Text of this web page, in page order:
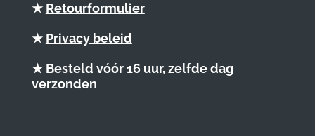
★ Retourformulier
★ Privacy beleid
★ Besteld vóór 16 uur, zelfde dag
verzonden